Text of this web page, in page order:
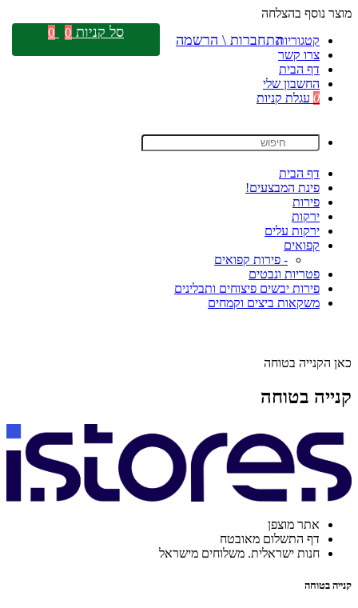
מוצר נוסף בהצלחה
קטגוריות
צרו קשר
דף הבית
החשבון שלי
0 עגלת קניות
דף הבית
פינת המבצעים!
פירות
ירקות
ירקות עלים
קפואים
- פירות קפואים
פטריות ונבטים
פירות יבשים פיצוחים ותבלינים
משקאות ביצים וקמחים
כאן הקנייה בטוחה
קנייה בטוחה
אתר מוצפן
דף התשלום מאובטח
חנות ישראלית. משלוחים מישראל
קנייה בטוחה
התחברות \ הרשמה סל קניות 0
0